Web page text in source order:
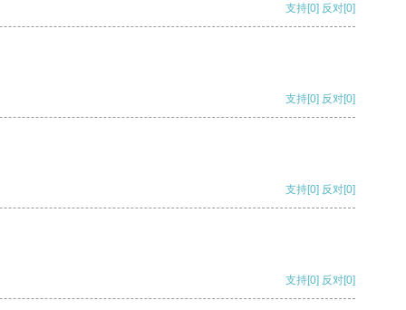
支持[0] 反对[0]
支持[0] 反对[0]
支持[0] 反对[0]
支持[0] 反对[0]